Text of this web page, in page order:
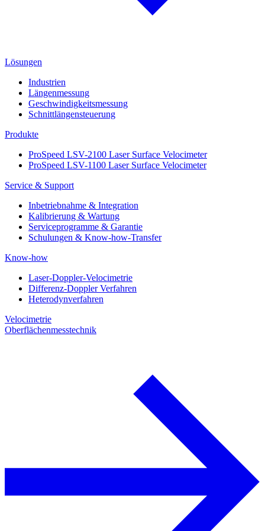
Lösungen
Industrien
Längenmessung
Geschwindigkeitsmessung
Schnittlängensteuerung
Produkte
ProSpeed LSV-2100 Laser Surface Velocimeter
ProSpeed LSV-1100 Laser Surface Velocimeter
Service & Support
Inbetriebnahme & Integration
Kalibrierung & Wartung
Serviceprogramme & Garantie
Schulungen & Know-how-Transfer
Know-how
Laser-Doppler-Velocimetrie
Differenz-Doppler Verfahren
Heterodynverfahren
Velocimetrie
Oberflächenmesstechnik